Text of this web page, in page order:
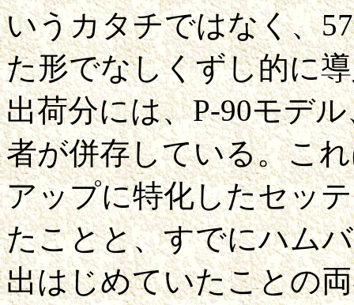
いうカタチではなく、
た形でなしくずし的に
出荷分には、P-90モデ
者が併存している。こ
アップに特化したセッ
たことと、すでにハム
出はじめていたことの